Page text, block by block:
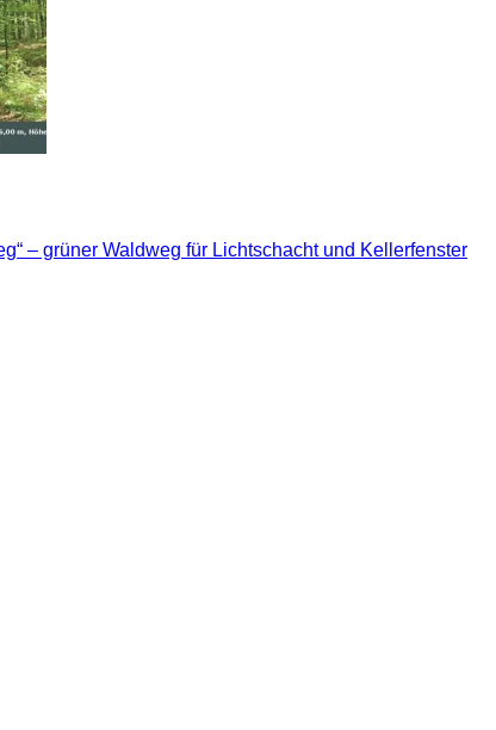
– grüner Waldweg für Lichtschacht und Kellerfenster